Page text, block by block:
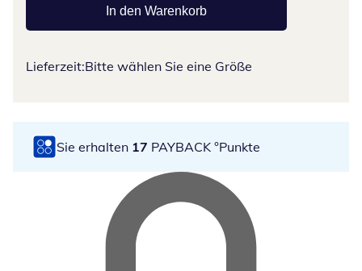
In den Warenkorb
Lieferzeit:Bitte wählen Sie eine Größe
Sie erhalten 17 PAYBACK °Punkte